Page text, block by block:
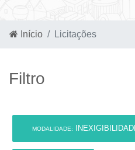
Início Licitações
Filtro
MODALIDADE: